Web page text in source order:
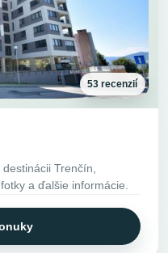
53 recenzií
Trenčín,
a ďalšie informácie.